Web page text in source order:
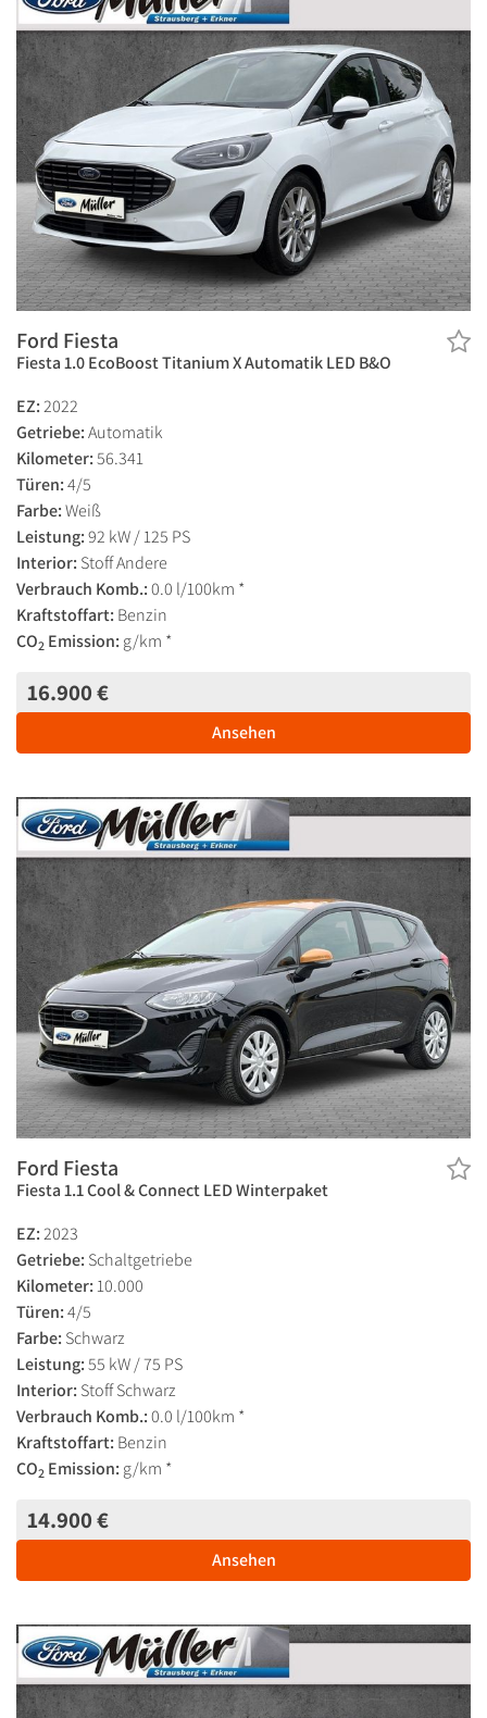
Ford Fiesta
Fiesta 1.0 EcoBoost Titanium X Automatik LED B&O
EZ:2022
Getriebe:Automatik
Kilometer:56.341
Türen:4/5
Farbe:Weiß
Leistung:92 kW / 125 PS
Interior: Stoff Andere
Verbrauch Komb.:0.0 l/100km *
Kraftstoffart: Benzin
CO2 Emission: g/km *
16.900 €
Ansehen
Ford Fiesta
Fiesta 1.1 Cool & Connect LED Winterpaket
EZ:2023
Getriebe: Schaltgetriebe
Kilometer: 10.000
Türen:4/5
Farbe: Schwarz
Leistung:55 kW / 75 PS
Interior: Stoff Schwarz
Verbrauch Komb.:0.0 l/100km *
Kraftstoffart: Benzin
CO2 Emission: g/km *
14.900 €
Ansehen